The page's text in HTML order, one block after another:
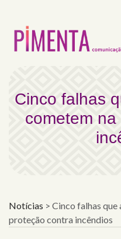
Cinco falhas
cometem
Notícias > Cinco falhas que
proteção contra incêndios